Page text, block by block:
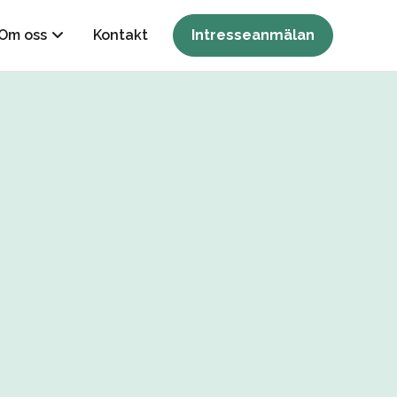
oss Kontakt Intresseanmälan